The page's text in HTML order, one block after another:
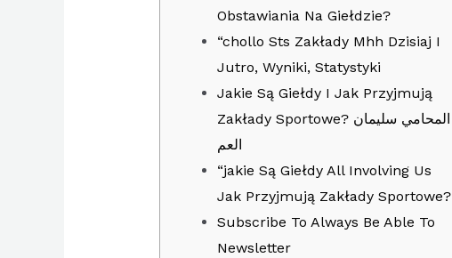
Obstawiania Na Giełdzie?
“chollo Sts Zakłady Mhh Dzisiaj I
Jutro, Wyniki, Statystyki
Jakie Są Giełdy I Jak Przyjmują
Zakłady Sportowe? المحامي سليمان
العم
“jakie Są Giełdy All Involving Us
Jak Przyjmują Zakłady Sportowe?
Subscribe To Always Be Able To
Newsletter